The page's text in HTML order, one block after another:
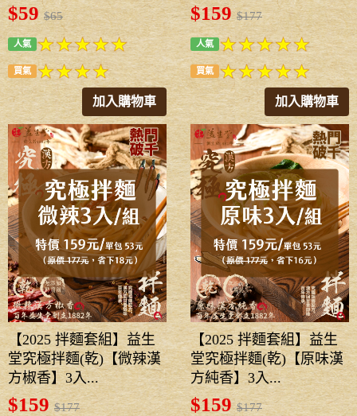
$59$65
人氣
買氣
加入購物車
$159$177
人氣
買氣
加入購物車
【2025 拌麵套組】益生
堂究極拌麵(乾)【微辣漢
方椒香】3入...
$159$177
【2025 拌麵套組】益生
堂究極拌麵(乾)【原味漢
方純香】3入...
$159$177